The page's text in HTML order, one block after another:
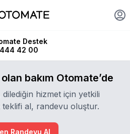
Destek
444 42 00
bakım Otomate’de
hizmet için yetkili
al, randevu oluştur.
Randevu Al